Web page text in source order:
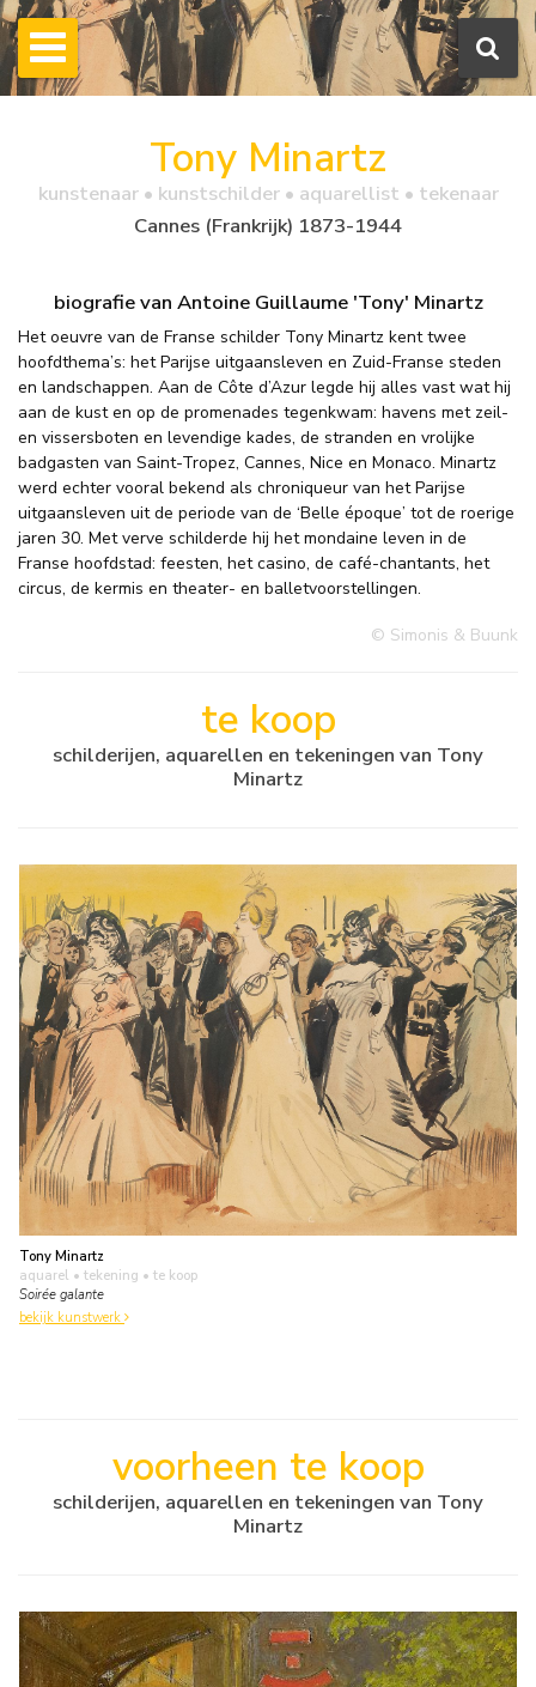
Tony Minartz
kunstenaar • kunstschilder • aquarellist • tekenaar
Cannes (Frankrijk) 1873-1944
biografie van Antoine Guillaume 'Tony' Minartz
Het oeuvre van de Franse schilder Tony Minartz kent twee
hoofdthema’s: het Parijse uitgaansleven en Zuid-Franse steden
en landschappen. Aan de Côte d’Azur legde hij alles vast wat hij
aan de kust en op de promenades tegenkwam: havens met zeil-
en vissersboten en levendige kades, de stranden en vrolijke
badgasten van Saint-Tropez, Cannes, Nice en Monaco. Minartz
werd echter vooral bekend als chroniqueur van het Parijse
uitgaansleven uit de periode van de ‘Belle époque’ tot de roerige
jaren 30. Met verve schilderde hij het mondaine leven in de
Franse hoofdstad: feesten, het casino, de café-chantants, het
circus, de kermis en theater- en balletvoorstellingen.
© Simonis & Buunk
te koop
schilderijen, aquarellen en tekeningen van Tony
Minartz
Tony Minartz
aquarel • tekening • te koop
Soirée galante
bekijk kunstwerk
voorheen te koop
schilderijen, aquarellen en tekeningen van Tony
Minartz